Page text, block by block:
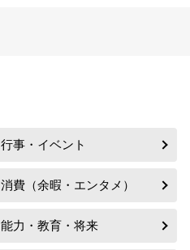
行事・イベント
消費（余暇・エンタメ）
能力・教育・将来